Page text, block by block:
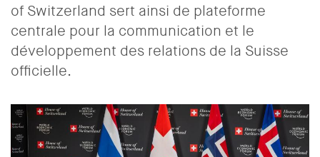
of Switzerland sert ainsi de plateforme
centrale pour la communication et le
développement des relations de la Suisse
officielle.